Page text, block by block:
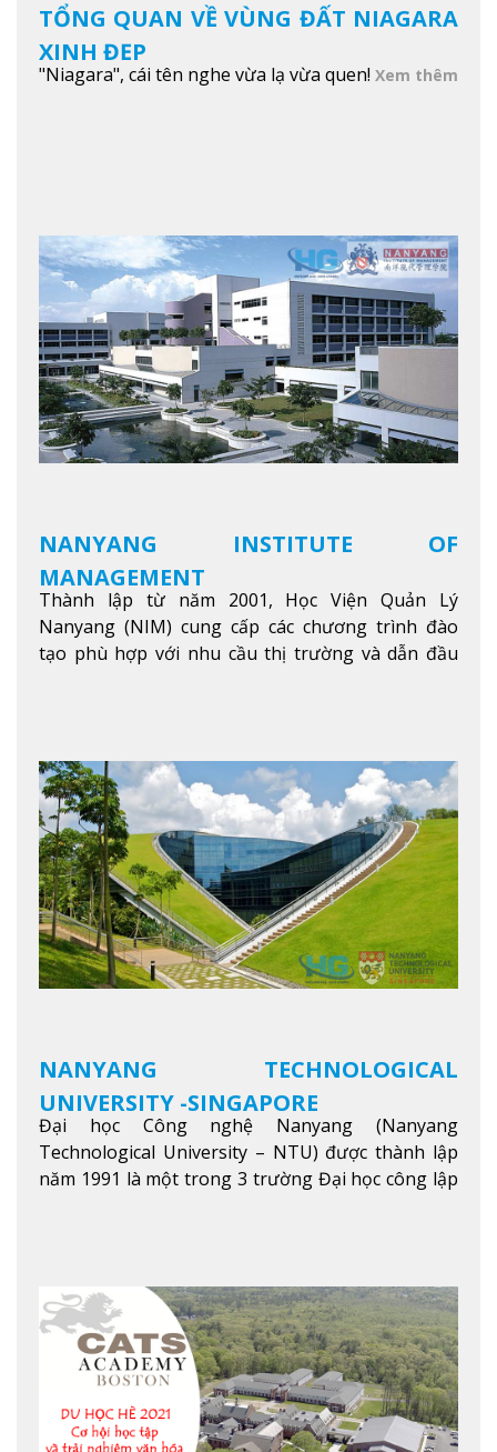
TỔNG QUAN VỀ VÙNG ĐẤT NIAGARA
XINH ĐẸP
"Niagara", cái tên nghe vừa lạ vừa quen! Xem thêm
NANYANG INSTITUTE OF
MANAGEMENT
Thành lập từ năm 2001, Học Viện Quản Lý
Nanyang (NIM) cung cấp các chương trình đào
tạo phù hợp với nhu cầu thị trường và dẫn đầu
học tập và nghiên cứu chất lượng nhằm nâng cao
kỹ năng, kiến thức và năng lực của sinh viên và các
đối tác của trườngXem thêm
NANYANG TECHNOLOGICAL
UNIVERSITY -SINGAPORE
Đại học Công nghệ Nanyang (Nanyang
Technological University – NTU) được thành lập
năm 1991 là một trong 3 trường Đại học công lập
Khoa học máy tính…Trường cũng được bình chọn
là một trong những ngôi trường đáng học nhất
trong khu vực các nước ASEAN và Châu Á.Xem
thêm